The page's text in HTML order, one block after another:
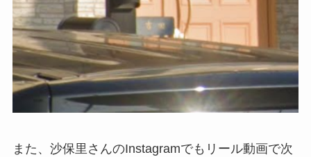
また、沙保里さんのInstagramでもリール動画で次